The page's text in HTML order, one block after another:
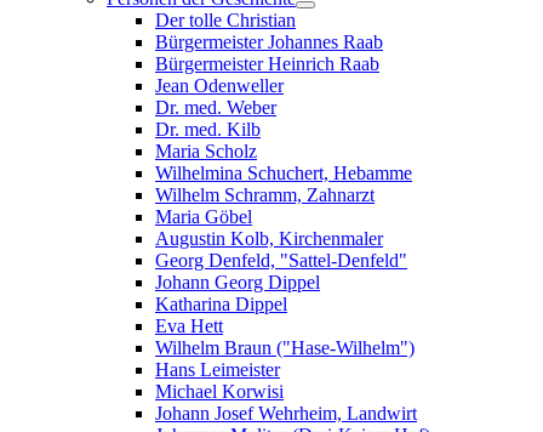
Der tolle Christian
Bürgermeister Johannes Raab
Bürgermeister Heinrich Raab
Jean Odenweller
Dr. med. Weber
Dr. med. Kilb
Maria Scholz
Wilhelmina Schuchert, Hebamme
Wilhelm Schramm, Zahnarzt
Maria Göbel
Augustin Kolb, Kirchenmaler
Georg Denfeld, "Sattel-Denfeld"
Johann Georg Dippel
Katharina Dippel
Eva Hett
Wilhelm Braun ("Hase-Wilhelm")
Hans Leimeister
Michael Korwisi
Johann Josef Wehrheim, Landwirt